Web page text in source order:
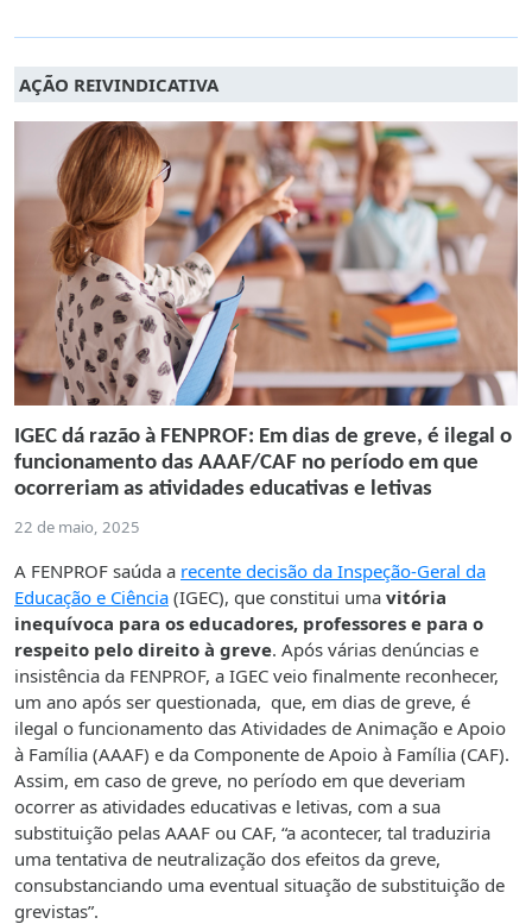
AÇÃO REIVINDICATIVA
IGEC dá razão à FENPROF: Em dias de greve, é ilegal o
funcionamento das AAAF/CAF no período em que
ocorreriam as atividades educativas e letivas
22 de maio, 2025
A FENPROF saúda a recente decisão da Inspeção-Geral da
Educação e Ciência (IGEC), que constitui uma vitória
inequívoca para os educadores, professores e para o
respeito pelo direito à greve. Após várias denúncias e
insistência da FENPROF, a IGEC veio finalmente reconhecer,
um ano após ser questionada, que, em dias de greve, é
ilegal o funcionamento das Atividades de Animação e Apoio
à Família (AAAF) e da Componente de Apoio à Família (CAF).
Assim, em caso de greve, no período em que deveriam
ocorrer as atividades educativas e letivas, com a sua
substituição pelas AAAF ou CAF, “a acontecer, tal traduziria
uma tentativa de neutralização dos efeitos da greve,
consubstanciando uma eventual situação de substituição de
grevistas”.